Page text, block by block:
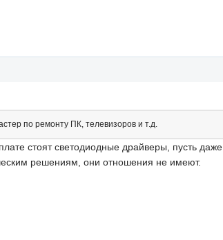
по ремонту ПК, телевизоров и т.д.
стоят светодиодные драйверы, пусть
решениям, они отношения не имеют.